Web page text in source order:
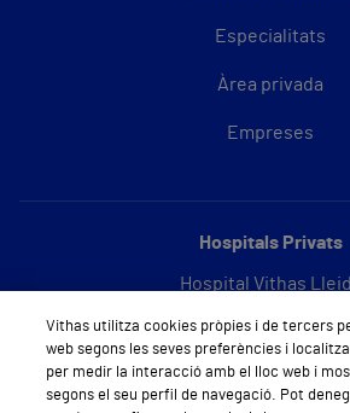
Especialitats
Àrea privada
Empreses
Hospitals Privats
Hospital Vithas
Hospital Vithas
Vithas utilitza cookies pròpies i de tercers
web segons les seves preferències i
per medir la interacció amb el lloc web i
segons el seu perfil de navegació. Pot